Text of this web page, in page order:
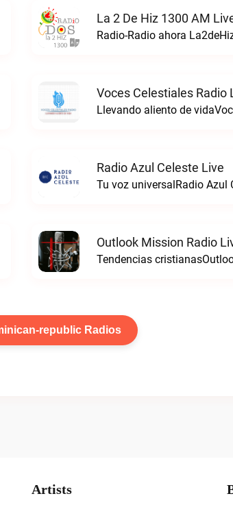
La 2 De Hiz 1300 AM
Radio-Radio ahora
Voces Celestiales Radio
Llevando aliento de
Radio Azul Celeste Live
Tu voz universalRadio Azul
Outlook Mission Radio
Tendencias
republic Radios
Artists